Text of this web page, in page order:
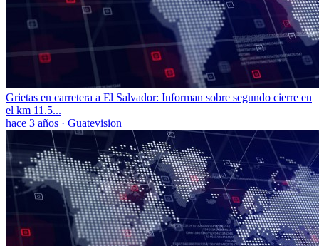
Grietas en carretera a El Salvador: Informan sobre segundo cierre en
el km 11.5...
hace 3 años · Guatevision